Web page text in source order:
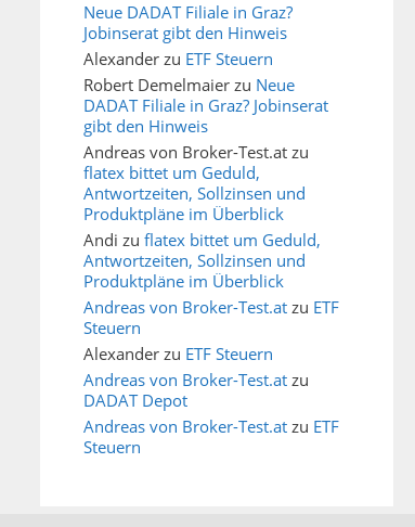
Neue DADAT Filiale in Graz?
Jobinserat gibt den Hinweis
Alexander zu ETF Steuern
Robert Demelmaier zu Neue
DADAT Filiale in Graz? Jobinserat
gibt den Hinweis
Andreas von Broker-Test.at zu
flatex bittet um Geduld,
Antwortzeiten, Sollzinsen und
Produktpläne im Überblick
Andi zu flatex bittet um Geduld,
Antwortzeiten, Sollzinsen und
Produktpläne im Überblick
Andreas von Broker-Test.at zu ETF
Steuern
Alexander zu ETF Steuern
Andreas von Broker-Test.at zu
DADAT Depot
Andreas von Broker-Test.at zu ETF
Steuern